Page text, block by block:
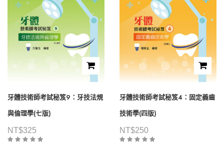
牙體技術師考試秘笈9：牙技法規
與倫理學(七版)
NT$325
牙體技術師考試秘笈4：固定義齒
技術學(四版)
NT$250